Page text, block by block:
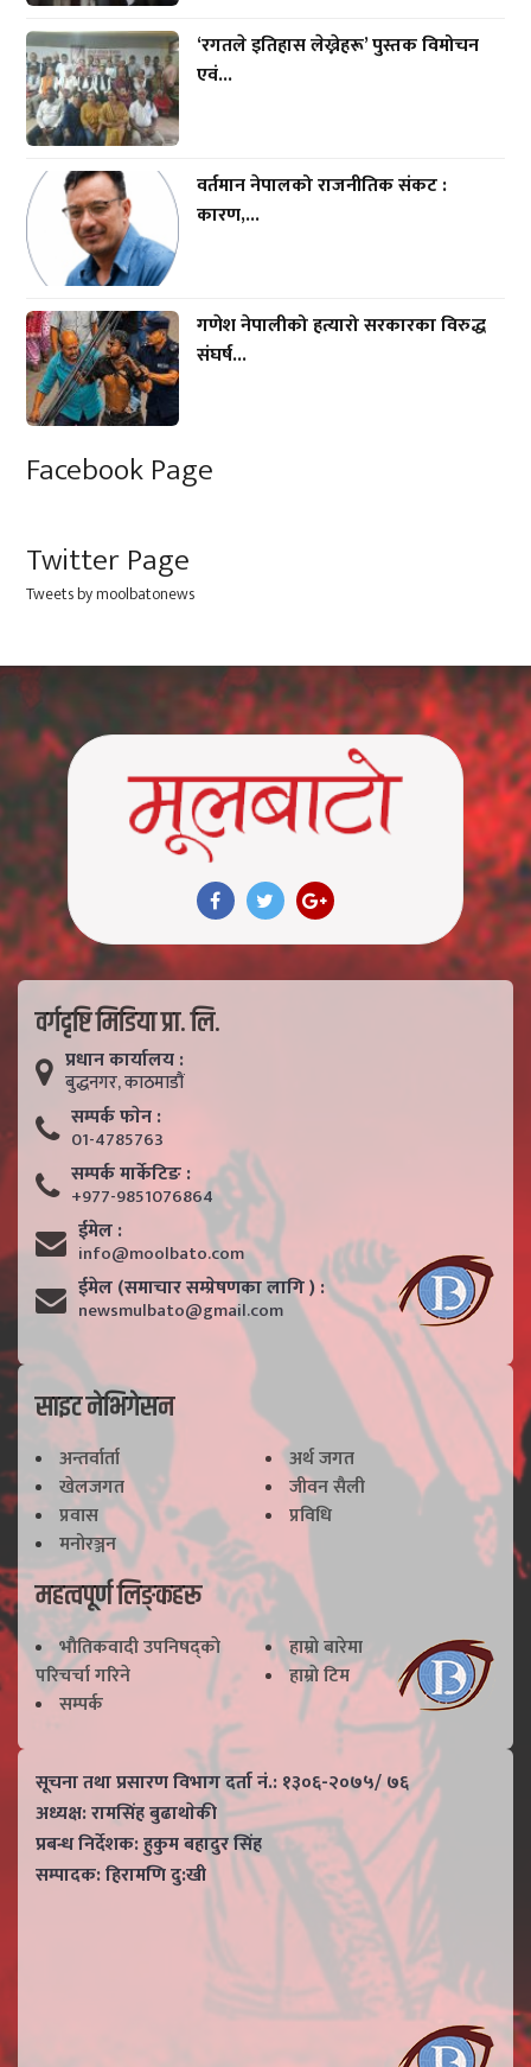
‘रगतले इतिहास लेख्नेहरू’ पुस्तक विमोचन
एवं...
वर्तमान नेपालको राजनीतिक संकट :
कारण,...
गणेश नेपालीको हत्यारो सरकारका विरुद्ध
संघर्ष...
Facebook Page
Twitter Page
Tweets by moolbatonews
वर्गदृष्टि मिडिया प्रा. लि.
प्रधान कार्यालय :
बुद्धनगर, काठमाडाैं
सम्पर्क फाेन :
01-4785763
सम्पर्क मार्केटिङ :
+977-9851076864
ईमेल :
info@moolbato.com
ईमेल (समाचार सम्प्रेषणका लागि ) :
newsmulbato@gmail.com
साइट नेभिगेसन
अन्तर्वार्ता
अर्थ जगत
खेलजगत
जीवन सैली
प्रवास
प्रविधि
मनोरञ्जन
महत्वपूर्ण लिङ्कहरू
भाैतिकवादी उपनिषद्काे
परिचर्चा गरिने
हाम्राे बारेमा
हाम्राे टिम
सम्पर्क
सूचना तथा प्रसारण विभाग दर्ता नं.: १३०६-२०७५/ ७६
अध्यक्ष: रामसिंह बुढाथाेकी
प्रबन्ध निर्देशक: हुकुम बहादुर सिंह
सम्पादक: हिरामणि दु:खी